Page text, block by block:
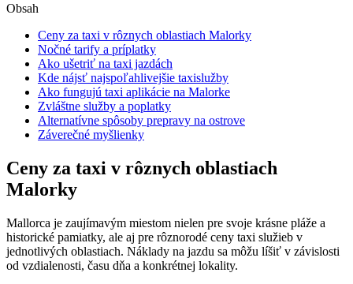
Obsah
Ceny za taxi v rôznych oblastiach Malorky
Nočné tarify a príplatky
Ako ušetriť na taxi jazdách
Kde nájsť najspoľahlivejšie taxislužby
Ako fungujú taxi aplikácie na Malorke
Zvláštne služby a poplatky
Alternatívne spôsoby prepravy na ostrove
Záverečné myšlienky
Ceny za taxi v rôznych oblastiach
Malorky
Mallorca je zaujímavým miestom nielen pre svoje krásne pláže a
historické pamiatky, ale aj pre rôznorodé ceny taxi služieb v
jednotlivých oblastiach. Náklady na jazdu sa môžu líšiť v závislosti
od vzdialenosti, času dňa a konkrétnej lokality.